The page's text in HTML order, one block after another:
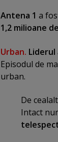
Antena 1 a
1,2 milioane
Urban. Liderul
Episodul de
urban.
De
Intact